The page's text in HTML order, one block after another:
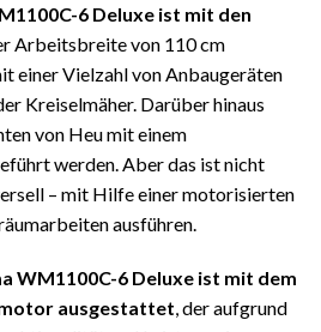
6 Deluxe ist mit den
Arbeitsbreite von 110 cm
einer Vielzahl von Anbaugeräten
Kreiselmäher. Darüber hinaus
von Heu mit einem
werden. Aber das ist nicht
– mit Hilfe einer motorisierten
ausführen.
WM1100C-6 Deluxe ist mit dem
ausgestattet, der aufgrund